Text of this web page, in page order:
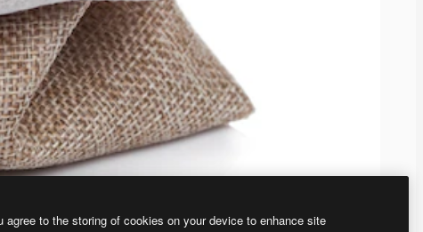
agree to the storing of cookies on your device to enhance site